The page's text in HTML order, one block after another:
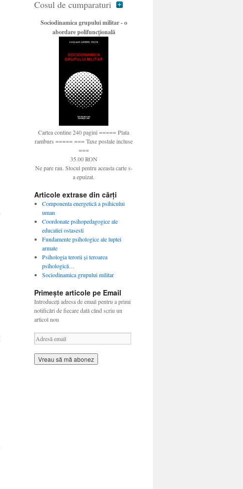
Cosul de cumparaturi
Sociodinamica grupului militar - o
abordare polifuncţională
Cartea contine 240 pagini ===== Plata
ramburs ===== === Taxe postale incluse
===
35.00 RON
Ne pare rau. Stocul pentru aceasta carte s-
a epuizat.
Articole extrase din cărți
Componenta energetică a psihicului
uman
Coordonate psihopedagogice ale
educatiei ostasesti
Fundamente psihologice ale luptei
armate
Psihologia terorii şi teroarea
psihologică…
Sociodinamica grupului militar
Primește articole pe Email
Introduceți adresa de email pentru a primi
notificări de fiecare dată când scriu un
articol nou
A
d
r
e